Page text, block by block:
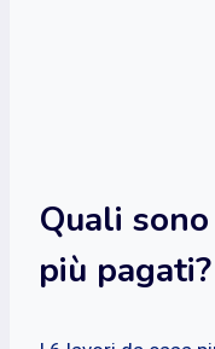
Quali
più pagati?